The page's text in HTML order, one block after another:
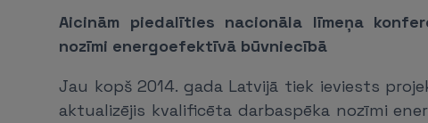
Aicinām piedalīties nacionāla līmeņa
nozīmi energoefektīvā būvniecībā
Jau kopš 2014. gada Latvijā tiek ieviests
aktualizējis kvalificēta darbaspēka nozīmi